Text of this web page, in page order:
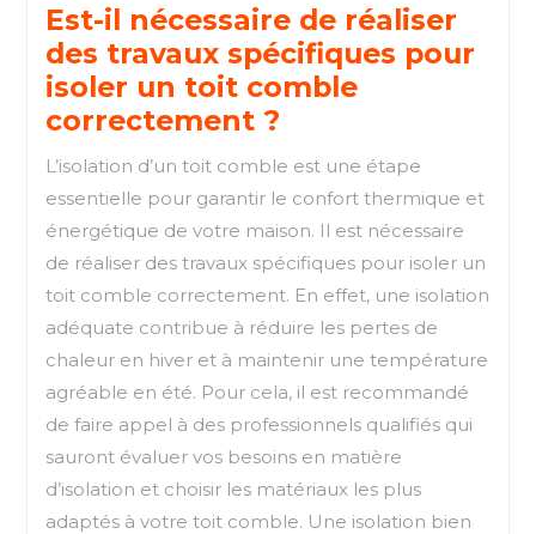
Est-il nécessaire de réaliser
des travaux spécifiques pour
isoler un toit comble
correctement ?
L’isolation d’un toit comble est une étape
essentielle pour garantir le confort thermique et
énergétique de votre maison. Il est nécessaire
de réaliser des travaux spécifiques pour isoler un
toit comble correctement. En effet, une isolation
adéquate contribue à réduire les pertes de
chaleur en hiver et à maintenir une température
agréable en été. Pour cela, il est recommandé
de faire appel à des professionnels qualifiés qui
sauront évaluer vos besoins en matière
d’isolation et choisir les matériaux les plus
adaptés à votre toit comble. Une isolation bien